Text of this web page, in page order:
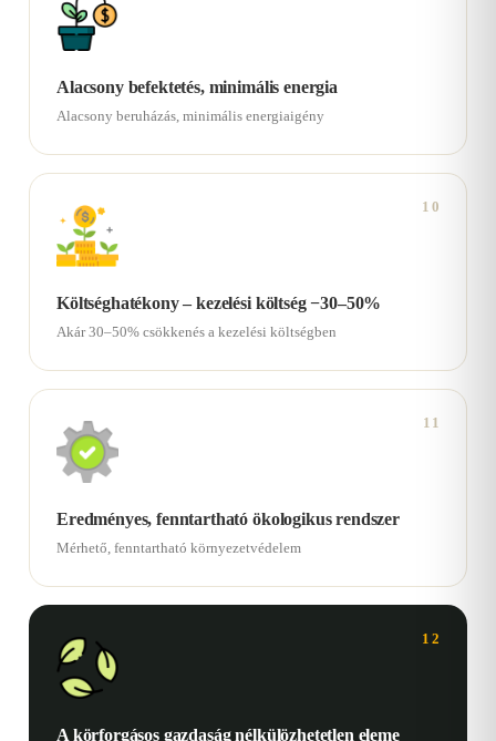
Alacsony befektetés, minimális energia
Alacsony beruházás, minimális energiaigény
10
Költséghatékony – kezelési költség −30–50%
Akár 30–50% csökkenés a kezelési költségben
11
Eredményes, fenntartható ökologikus rendszer
Mérhető, fenntartható környezetvédelem
12
A körforgásos gazdaság nélkülözhetetlen eleme